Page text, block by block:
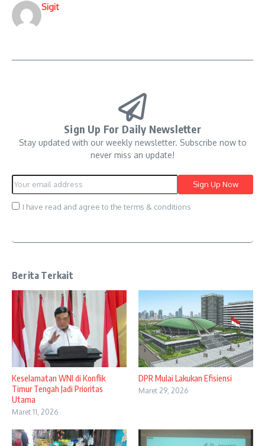
Sigit
Sign Up For Daily Newsletter
Stay updated with our weekly newsletter. Subscribe now to
never miss an update!
I have read and agree to the terms & conditions
Berita Terkait
Keselamatan WNI di Konflik
Timur Tengah Jadi Prioritas
Utama
Maret 11, 2026
DPR Mulai Lakukan Efisiensi
Maret 29, 2026